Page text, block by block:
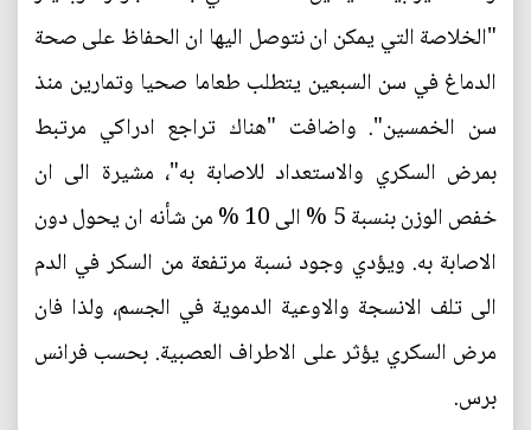
"الخلاصة التي يمكن ان نتوصل اليها ان الحفاظ على صحة
الدماغ في سن السبعين يتطلب طعاما صحيا وتمارين منذ
سن الخمسين". واضافت "هناك تراجع ادراكي مرتبط
بمرض السكري والاستعداد للاصابة به"، مشيرة الى ان
خفص الوزن بنسبة 5 % الى 10 % من شأنه ان يحول دون
الاصابة به. ويؤدي وجود نسبة مرتفعة من السكر في الدم
الى تلف الانسجة والاوعية الدموية في الجسم، ولذا فان
مرض السكري يؤثر على الاطراف العصبية. بحسب فرانس
برس.